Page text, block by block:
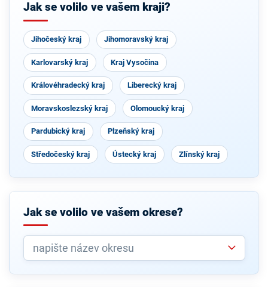
Jak se volilo ve vašem kraji?
Jihočeský kraj Jihomoravský kraj
Karlovarský kraj Kraj Vysočina
Královéhradecký kraj Liberecký kraj
Moravskoslezský kraj Olomoucký kraj
Pardubický kraj Plzeňský kraj
Středočeský kraj Ústecký kraj Zlínský kraj
Jak se volilo ve vašem okrese?